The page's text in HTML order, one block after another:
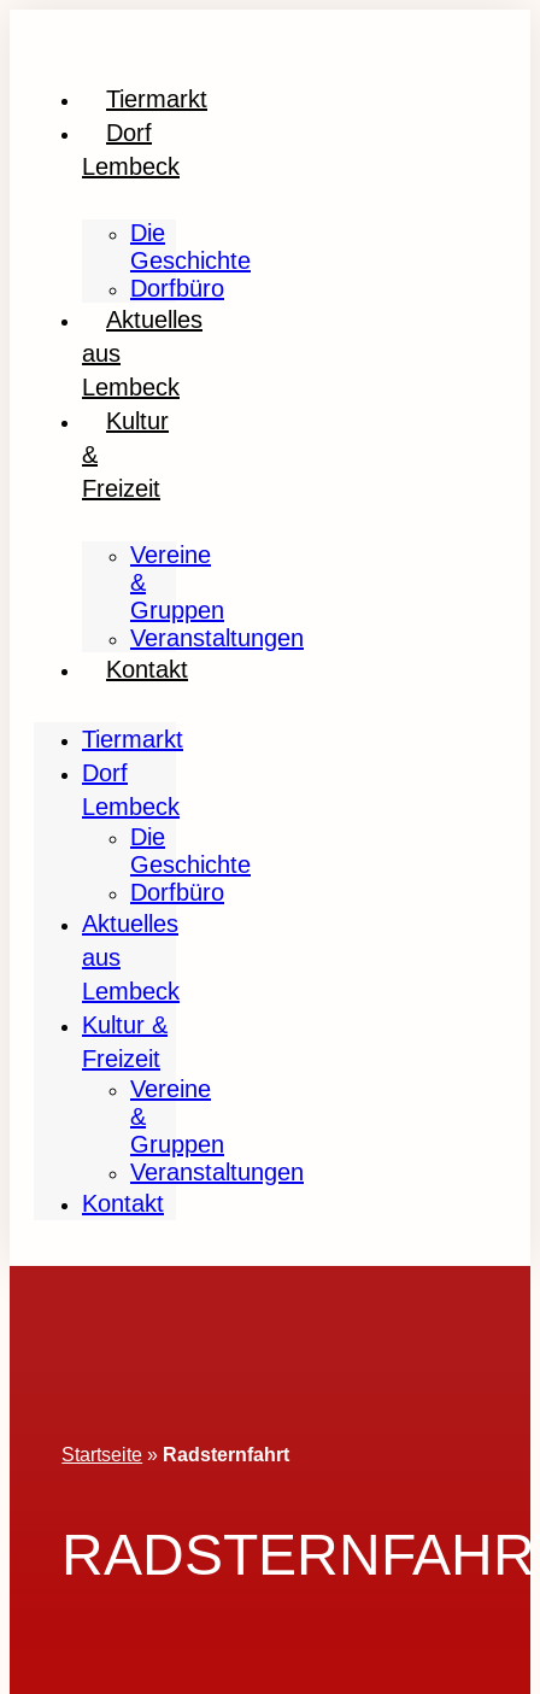
Tiermarkt
Dorf
Lembeck
Die
Geschichte
Dorfbüro
Aktuelles
aus
Lembeck
Kultur
&
Freizeit
Vereine
&
Gruppen
Veranstaltungen
Kontakt
Tiermarkt
Dorf
Lembeck
Die
Geschichte
Dorfbüro
Aktuelles
aus
Lembeck
Kultur &
Freizeit
Vereine
&
Gruppen
Veranstaltungen
Kontakt
Startseite » Radsternfahrt